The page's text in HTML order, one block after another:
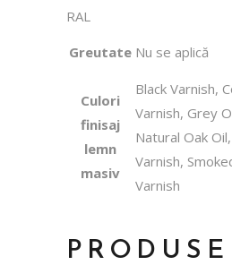
RAL
Greutate Nu se aplică
Culori
finisaj
lemn
masiv
Black Varnish,
Varnish, Grey
Natural Oak
Varnish,
Varnish
PRODUSE